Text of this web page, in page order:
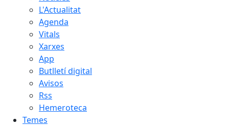
L'Actualitat
Agenda
Vitals
Xarxes
App
Butlletí digital
Avisos
Rss
Hemeroteca
Temes